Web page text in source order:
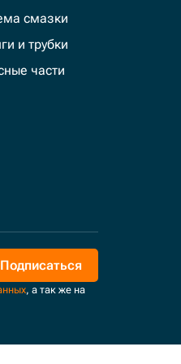
смазки
и трубки
части
Подписаться
, а так же на